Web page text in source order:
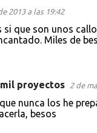
2013 a las 19:42
si que son unos
Miles de
proyectos 2 de
nunca los he
besos